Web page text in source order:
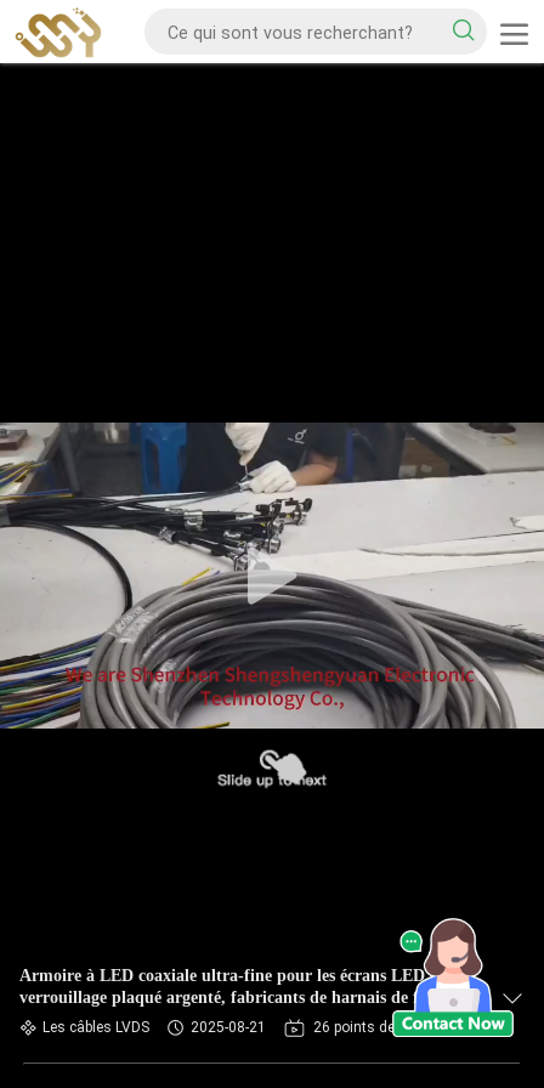
Armoire à LED coaxiale ultra-fine pour les écrans LED avec
verrouillage plaqué argenté, fabricants de harnais de fil
fiablesLes câbles LVDS 2025-08-21 26 points de vue